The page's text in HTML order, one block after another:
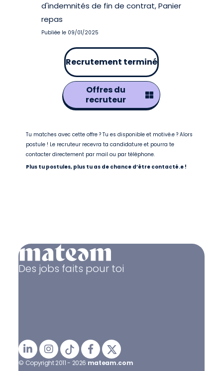
d'indemnités de fin de contrat, Panier
repas
Publiée le 09/01/2025
Recrutement terminé
Offres du
recruteur
Tu matches avec cette offre ? Tu es disponible et motivé.e ? Alors
postule ! Le recruteur recevra ta candidature et pourra te
contacter directement par mail ou par téléphone.
Plus tu postules, plus tu as de chance d’être contacté.e !
Des jobs faits pour toi
© Copyright 2011 - 2026 mateam.com